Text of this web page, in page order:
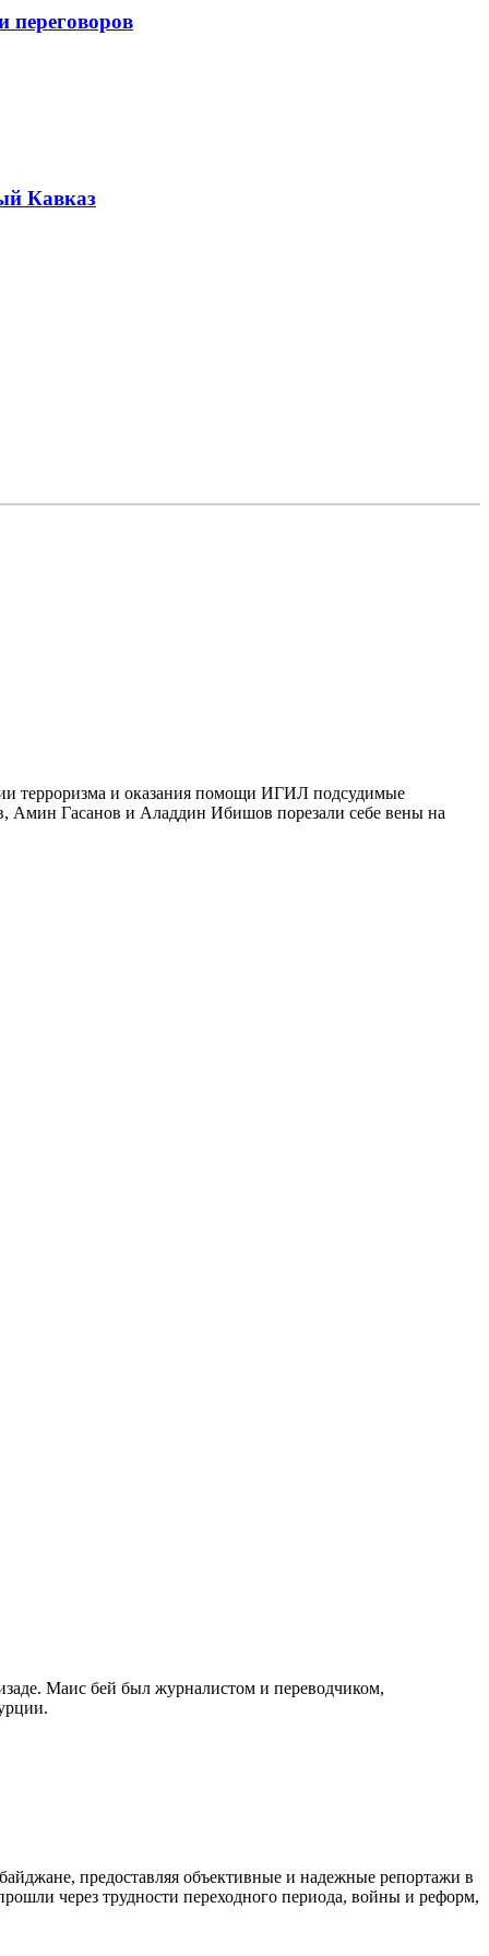
переговоров
Кавказ
терроризма и оказания помощи ИГИЛ подсудимые
Амин Гасанов и Аладдин Ибишов порезали себе вены на
Маис бей был журналистом и переводчиком,
предоставляя объективные и надежные репортажи в
через трудности переходного периода, войны и реформ,